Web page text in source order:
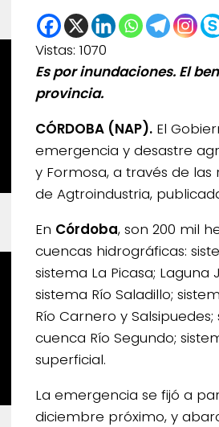
Vistas: 1070
Es por inundaciones. El
provincia.
CÓRDOBA (NAP). El
emergencia y desastre
y Formosa, a través de las
de Agtroindustria,
En Córdoba, son 200 mil
cuencas hidrográficas:
sistema La Picasa;
sistema Río Saladillo;
Río Carnero y
cuenca Río Segundo;
superficial.
La emergencia se fijó a
diciembre próximo, y